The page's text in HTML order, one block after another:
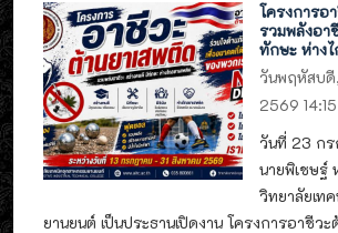
โครงการอ
รวมพลังอา
ทักษะ ห่าง
วันพฤหัสบ
2569 14:15
วันที่ 23 ก
นายพิเชษฐ์
วิทยาลัยเท
ยานยนต์ เป็นประธานเปิดงาน โครงการอาชีว